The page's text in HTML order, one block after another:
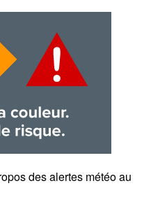
des alertes météo au